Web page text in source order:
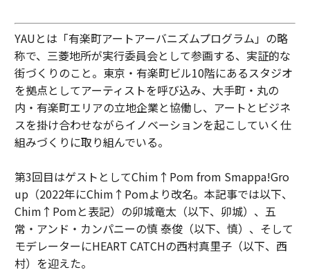
YAUとは「有楽町アートアーバニズムプログラム」の略
称で、三菱地所が実行委員会として参画する、実証的な
街づくりのこと。東京・有楽町ビル10階にあるスタジオ
を拠点としてアーティストを呼び込み、大手町・丸の
内・有楽町エリアの立地企業と協働し、アートとビジネ
スを掛け合わせながらイノベーションを起こしていく仕
組みづくりに取り組んでいる。
第3回目はゲストとしてChim↑Pom from Smappa!Gro
up（2022年にChim↑Pomより改名。本記事では以下、
Chim↑Pomと表記）の卯城竜太（以下、卯城）、五
常・アンド・カンパニーの慎 泰俊（以下、慎）、そして
モデレーターにHEART CATCHの西村真里子（以下、西
村）を迎えた。